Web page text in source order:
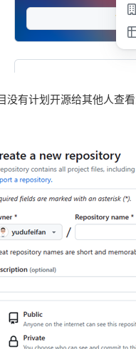
有计划开源给其他人查